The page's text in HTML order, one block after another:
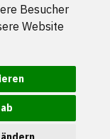
Besucher
Website
|Zahnärzte in